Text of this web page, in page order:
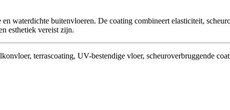
waterdichte buitenvloeren. De coating combineert elasticiteit,
esthetiek vereist zijn.
terrascoating, UV-bestendige vloer, scheuroverbruggende